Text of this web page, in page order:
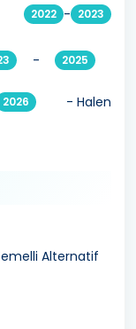
2022 - 2023
- 2025
2026 - Halen
Alternatif